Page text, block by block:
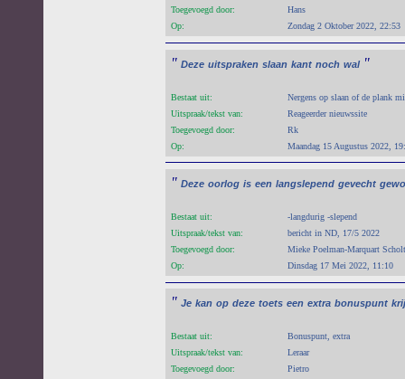
Toegevoegd door:
Hans
Op:
Zondag 2 Oktober 2022, 22:53
" Deze uitspraken slaan kant noch wal "
Bestaat uit:
Nergens op slaan of de plank
Uitspraak/tekst van:
Reageerder nieuwssite
Toegevoegd door:
Rk
Op:
Maandag 15 Augustus 2022,
" Deze oorlog is een langslepend gevecht
Bestaat uit:
-langdurig -slepend
Uitspraak/tekst van:
bericht in ND, 17/5 2022
Toegevoegd door:
Mieke Poelman-Marquart
Op:
Dinsdag 17 Mei 2022, 11:10
" Je kan op deze toets een extra bonuspunt
Bestaat uit:
Bonuspunt, extra
Uitspraak/tekst van:
Leraar
Toegevoegd door:
Pietro